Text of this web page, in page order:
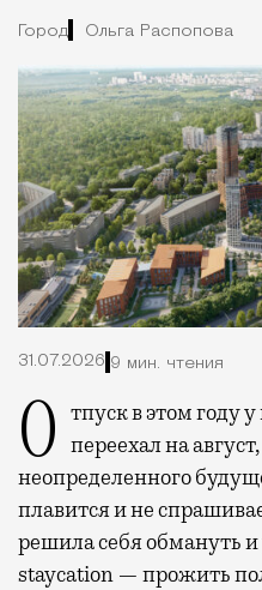
Город Ольга Распопова
31.07.2026 9 мин. чтения
Отпуск в этом году у меня кочует: сначала переехал на
неопределенного
плавится и не
решила себя обмануть
staycation — прожить